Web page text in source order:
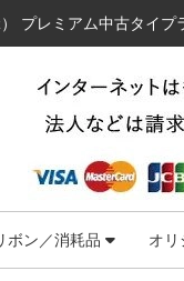
プレミアム中古タイプ
ボン／消耗品 オリ